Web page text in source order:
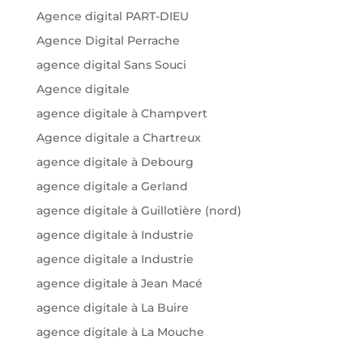
Agence digital PART-DIEU
Agence Digital Perrache
agence digital Sans Souci
Agence digitale
agence digitale à Champvert
Agence digitale a Chartreux
agence digitale à Debourg
agence digitale a Gerland
agence digitale à Guillotière (nord)
agence digitale à Industrie
agence digitale a Industrie
agence digitale à Jean Macé
agence digitale à La Buire
agence digitale à La Mouche